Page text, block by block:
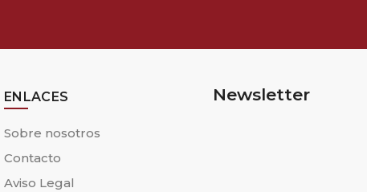
ENLACES
Sobre nosotros
Contacto
Aviso Legal
Newsletter